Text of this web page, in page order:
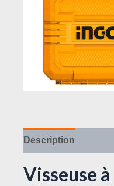
Description
Visseuse